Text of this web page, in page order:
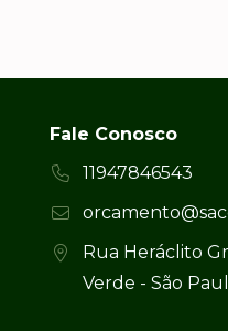
Fale Conosco
11947846543
Rua Heráclito
Verde - São